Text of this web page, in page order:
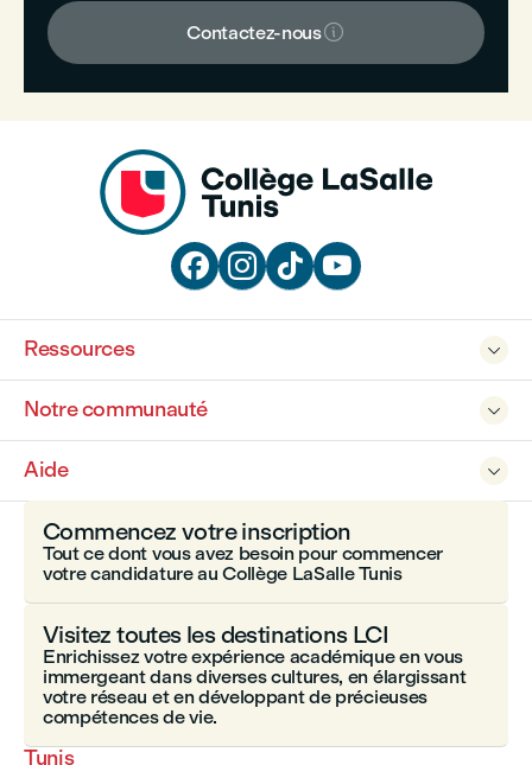
Contactez-nous
   

Ressources

Notre communauté

Aide
Tunis
Commencez votre inscription
Tout ce dont vous avez besoin pour commencer
votre candidature au Collège LaSalle Tunis
Visitez toutes les destinations LCI
Enrichissez votre expérience académique en vous
immergeant dans diverses cultures, en élargissant
votre réseau et en développant de précieuses
compétences de vie.